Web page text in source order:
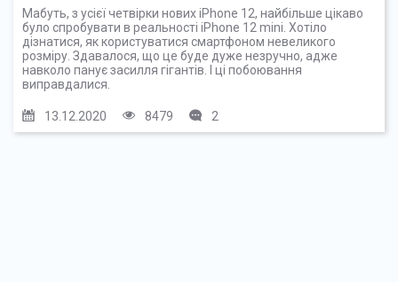
Мабуть, з усієї четвірки нових iPhone 12, найбільше цікаво
було спробувати в реальності iPhone 12 mini. Хотіло
дізнатися, як користуватися смартфоном невеликого
розміру. Здавалося, що це буде дуже незручно, адже
навколо панує засилля гігантів. І ці побоювання
виправдалися.
13.12.2020 8479 2